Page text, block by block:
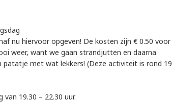
nu hiervoor opgeven! De kosten zijn € 0.50 voor
weer, want we gaan strandjutten en daarna
met wat lekkers! (Deze activiteit is rond 19
van 19.30 – 22.30 uur.